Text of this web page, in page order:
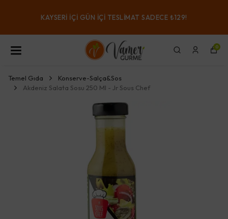
KAYSERI IÇI GÜN IÇI TESLIMAT SADECE ₺129!
0
Temel Gıda
Konserve-Salça&Sos
Akdeniz Salata Sosu 250 Ml - Jr Sous Chef